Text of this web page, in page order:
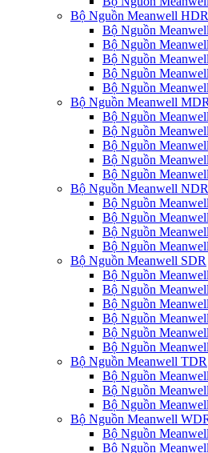
Bộ Nguồn Meanwell HDR
Bộ Nguồn
Bộ Nguồn
Bộ Nguồn
Bộ Nguồn
Bộ Nguồn
Bộ Nguồn Meanwell MDR
Bộ Nguồn
Bộ Nguồn
Bộ Nguồn
Bộ Nguồn
Bộ Nguồn
Bộ Nguồn Meanwell NDR
Bộ Nguồn
Bộ Nguồn
Bộ Nguồn
Bộ Nguồn
Bộ Nguồn Meanwell SDR
Bộ Nguồn
Bộ Nguồn
Bộ Nguồn
Bộ Nguồn
Bộ Nguồn
Bộ Nguồn
Bộ Nguồn Meanwell TDR
Bộ Nguồn
Bộ Nguồn
Bộ Nguồn
Bộ Nguồn Meanwell
Bộ Nguồn
Bộ Nguồn